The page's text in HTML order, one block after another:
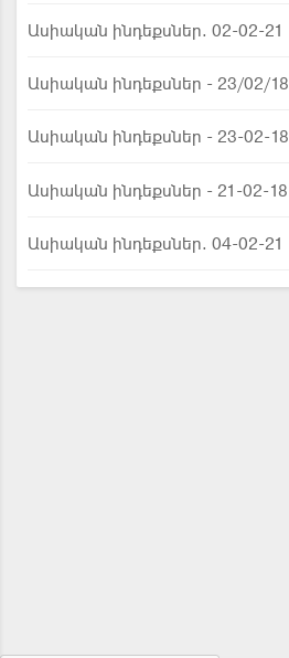
Ասիական ինդեքսներ. 02-02-21
Ասիական ինդեքսներ - 23/02/18
Ասիական ինդեքսներ - 23-02-18
Ասիական ինդեքսներ - 21-02-18
Ասիական ինդեքսներ. 04-02-21